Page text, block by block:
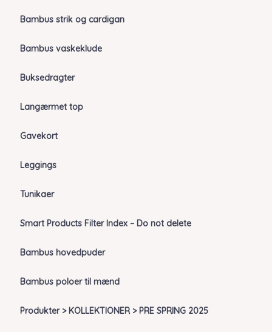
Bambus strik og cardigan
Bambus vaskeklude
Buksedragter
Langærmet top
Gavekort
Leggings
Tunikaer
Smart Products Filter Index – Do not delete
Bambus hovedpuder
Bambus poloer til mænd
Produkter > KOLLEKTIONER > PRE SPRING 2025